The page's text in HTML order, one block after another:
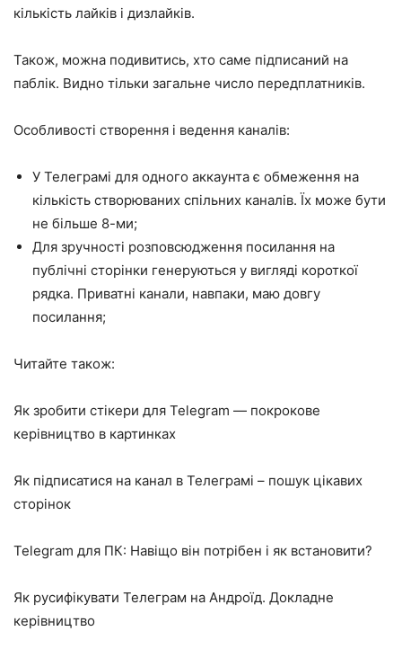
кількість лайків і дизлайків.
Також, можна подивитись, хто саме підписаний на
паблік. Видно тільки загальне число передплатників.
Особливості створення і ведення каналів:
У Телеграмі для одного аккаунта є обмеження на
кількість створюваних спільних каналів. Їх може бути
не більше 8-ми;
Для зручності розповсюдження посилання на
публічні сторінки генеруються у вигляді короткої
рядка. Приватні канали, навпаки, маю довгу
посилання;
Читайте також:
Як зробити стікери для Telegram — покрокове
керівництво в картинках
Як підписатися на канал в Телеграмі – пошук цікавих
сторінок
Telegram для ПК: Навіщо він потрібен і як встановити?
Як русифікувати Телеграм на Андроїд. Докладне
керівництво